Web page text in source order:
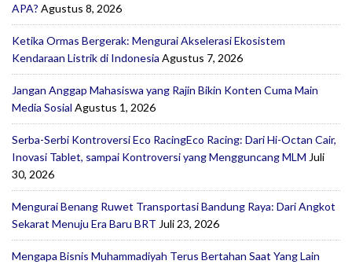
APA? Agustus 8, 2026
Ketika Ormas Bergerak: Mengurai Akselerasi Ekosistem
Kendaraan Listrik di Indonesia Agustus 7, 2026
Jangan Anggap Mahasiswa yang Rajin Bikin Konten Cuma Main
Media Sosial Agustus 1, 2026
Serba-Serbi Kontroversi Eco RacingEco Racing: Dari Hi-Octan Cair,
Inovasi Tablet, sampai Kontroversi yang Mengguncang MLM Juli
30, 2026
Mengurai Benang Ruwet Transportasi Bandung Raya: Dari Angkot
Sekarat Menuju Era Baru BRT Juli 23, 2026
Mengapa Bisnis Muhammadiyah Terus Bertahan Saat Yang Lain